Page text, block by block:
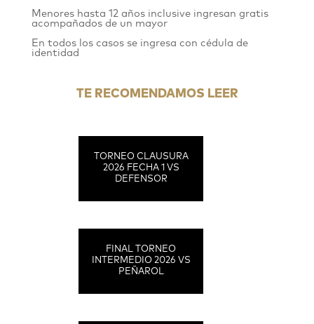
Menores hasta 12 años inclusive ingresan gratis
acompañados de un mayor
En todos los casos se ingresa con cédula de
identidad
TE RECOMENDAMOS LEER
TORNEO CLAUSURA
2026 FECHA 1 VS
DEFENSOR
FINAL TORNEO
INTERMEDIO 2026 VS
PEÑAROL